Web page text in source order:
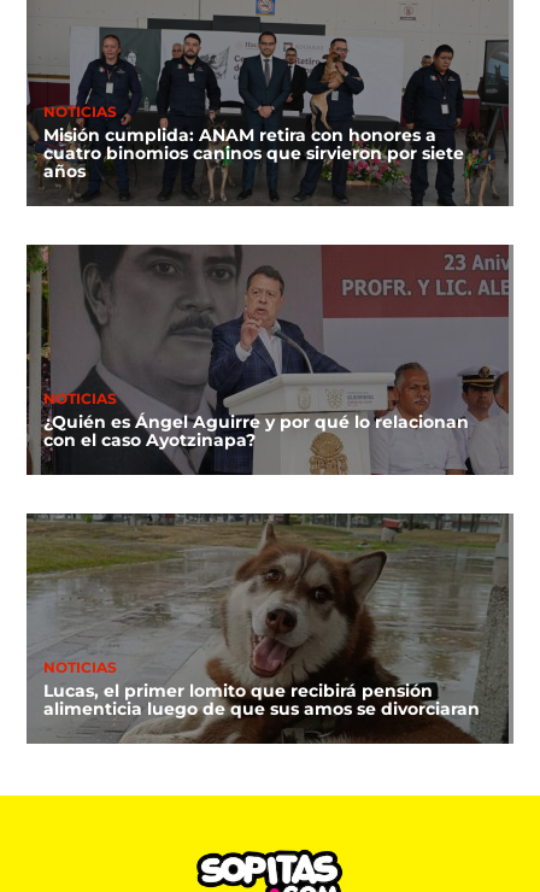
NOTICIAS
Misión cumplida: ANAM retira con honores a
cuatro binomios caninos que sirvieron por siete
años
NOTICIAS
¿Quién es Ángel Aguirre y por qué lo relacionan
con el caso Ayotzinapa?
NOTICIAS
Lucas, el primer lomito que recibirá pensión
alimenticia luego de que sus amos se divorciaran